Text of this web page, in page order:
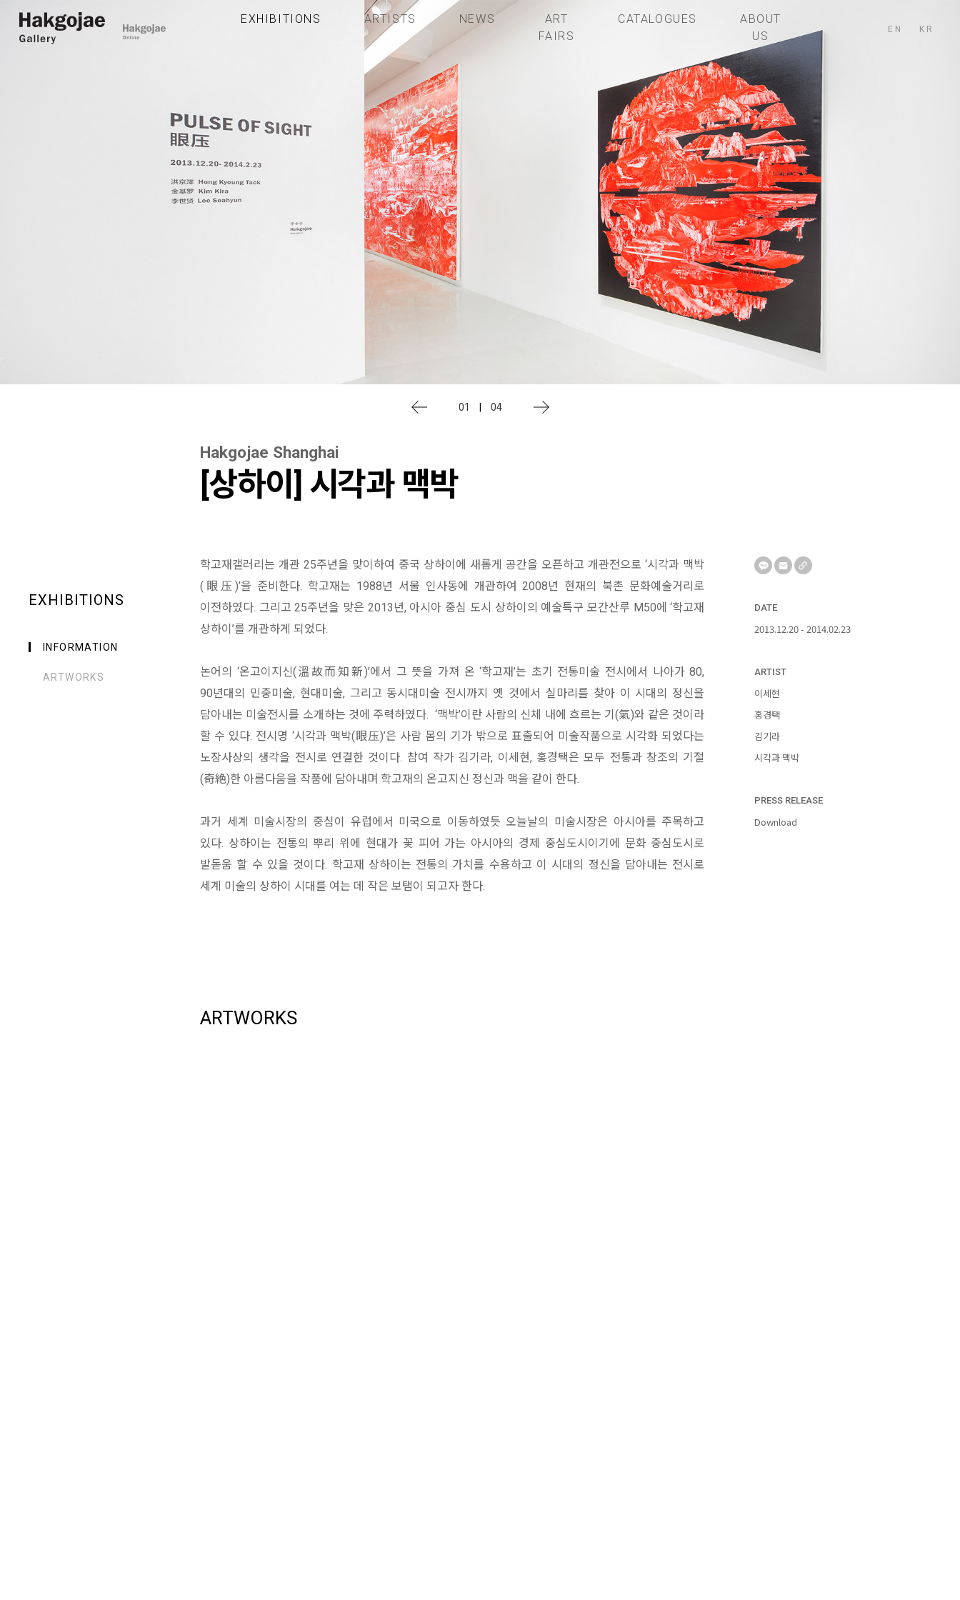
EXHIBITIONS ARTISTS NEWS
ART
FAIRS
CATALOGUES
ABOUT
US
EN KR
01 04
EXHIBITIONS
INFORMATION
ARTWORKS
Hakgojae Shanghai
[상하이] 시각과 맥박
학고재갤러리는 개관 25주년을 맞이하여 중국 상하이에 새롭게 공간을 오픈하고 개관전으로 ‘시각과 맥박
(眼压)’을 준비한다. 학고재는 1988년 서울 인사동에 개관하여 2008년 현재의 북촌 문화예술거리로
이전하였다. 그리고 25주년을 맞은 2013년, 아시아 중심 도시 상하이의 예술특구 모간산루 M50에 ‘학고재
상하이’를 개관하게 되었다.
논어의 ‘온고이지신(溫故而知新)’에서 그 뜻을 가져 온 ‘학고재’는 초기 전통미술 전시에서 나아가 80,
90년대의 민중미술, 현대미술, 그리고 동시대미술 전시까지 옛 것에서 실마리를 찾아 이 시대의 정신을
담아내는 미술전시를 소개하는 것에 주력하였다. ‘맥박’이란 사람의 신체 내에 흐르는 기(氣)와 같은 것이라
할 수 있다. 전시명 ‘시각과 맥박(眼压)’은 사람 몸의 기가 밖으로 표출되어 미술작품으로 시각화 되었다는
노장사상의 생각을 전시로 연결한 것이다. 참여 작가 김기라, 이세현, 홍경택은 모두 전통과 창조의 기절
(奇絶)한 아름다움을 작품에 담아내며 학고재의 온고지신 정신과 맥을 같이 한다.
과거 세계 미술시장의 중심이 유럽에서 미국으로 이동하였듯 오늘날의 미술시장은 아시아를 주목하고
있다. 상하이는 전통의 뿌리 위에 현대가 꽃 피어 가는 아시아의 경제 중심도시이기에 문화 중심도시로
발돋움 할 수 있을 것이다. 학고재 상하이는 전통의 가치를 수용하고 이 시대의 정신을 담아내는 전시로
세계 미술의 상하이 시대를 여는 데 작은 보탬이 되고자 한다.
DATE
2013.12.20 - 2014.02.23
ARTIST
이세현
홍경택
김기라
시각과 맥박
PRESS RELEASE
Download
ARTWORKS